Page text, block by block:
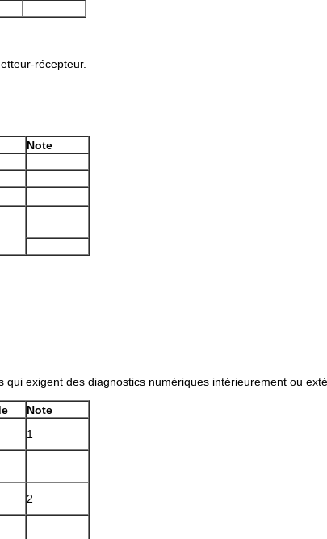
récepteur.
Note
exigent des diagnostics numériques intérieurement ou
Note
1
2